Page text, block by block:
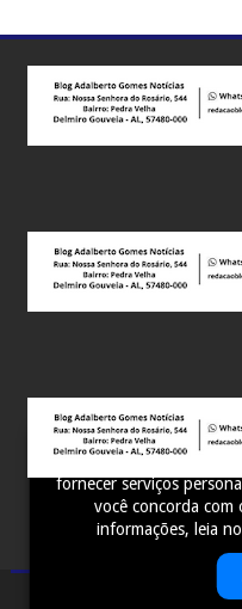
Este site utiliza cookies
fornecer serviços
você concorda com
informações, leia